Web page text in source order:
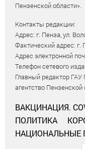
Пензенской области».
Контакты редакции:
Адрес: г. Пенза, ул.
Фактический адрес: г.
Адрес электронной
Телефон сетевого
Главный редактор
агентство
ВАКЦИНАЦИЯ.
ПОЛИТИКА
НАЦИОНАЛЬНЫЕ